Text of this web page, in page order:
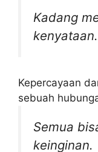
Kadang
kenyataan.
Kepercayaan
sebuah
Semua
keinginan.